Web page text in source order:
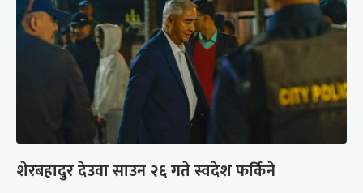
शेरबहादुर देउवा साउन २६ गते स्वदेश फर्किने